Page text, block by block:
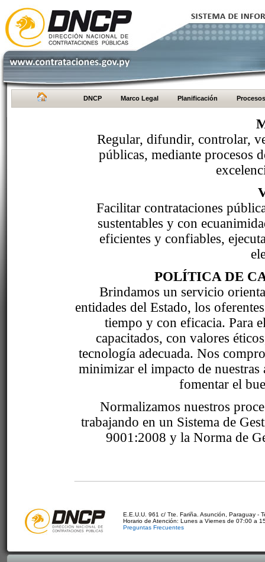
DNCP Marco Legal Planificación Procesos
Regular, difundir, controlar,
públicas, mediante procesos
Facilitar contrataciones
sustentables y con
eficientes y confiables,
POLÍTICA DE
Brindamos un servicio
entidades del Estado, los
tiempo y con eficacia. Para
capacitados, con valores
tecnología adecuada. Nos
minimizar el impacto de
fomentar el
Normalizamos nuestros
trabajando en un Sistema de
9001:2008 y la Norma de
E.E.U.U. 961 c/ Tte. Fariña. Asunción, Paraguay -
Horario de Atención: Lunes a Viernes de 07:00 a
Preguntas Frecuentes